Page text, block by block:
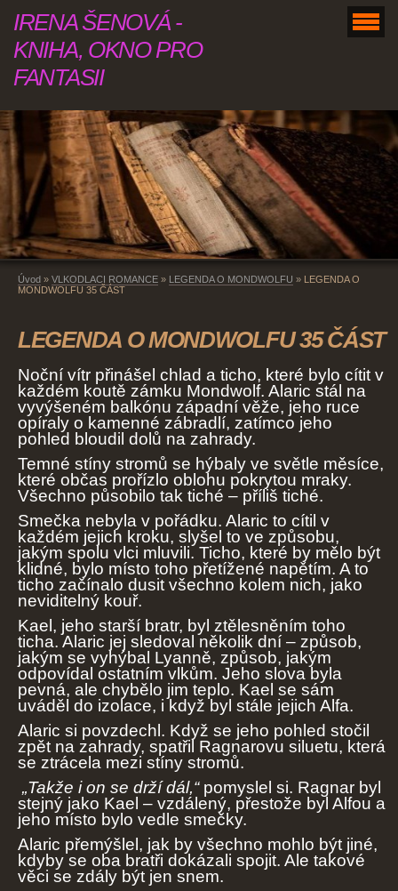
IRENA ŠENOVÁ -
KNIHA, OKNO PRO
FANTASII
Úvod » VLKODLACI ROMANCE » LEGENDA O MONDWOLFU »
LEGENDA O
MONDWOLFU 35 ČÁST
LEGENDA O MONDWOLFU 35 ČÁST
Noční vítr přinášel chlad a ticho, které bylo cítit v
každém koutě zámku Mondwolf. Alaric stál na
vyvýšeném balkónu západní věže, jeho ruce
opíraly o kamenné zábradlí, zatímco jeho
pohled bloudil dolů na zahrady.
Temné stíny stromů se hýbaly ve světle měsíce,
které občas prořízlo oblohu pokrytou mraky.
Všechno působilo tak tiché – příliš tiché.
Smečka nebyla v pořádku. Alaric to cítil v
každém jejich kroku, slyšel to ve způsobu,
jakým spolu vlci mluvili. Ticho, které by mělo být
klidné, bylo místo toho přetížené napětím. A to
ticho začínalo dusit všechno kolem nich, jako
neviditelný kouř.
Kael, jeho starší bratr, byl ztělesněním toho
ticha. Alaric jej sledoval několik dní – způsob,
jakým se vyhýbal Lyanně, způsob, jakým
odpovídal ostatním vlkům. Jeho slova byla
pevná, ale chybělo jim teplo. Kael se sám
uváděl do izolace, i když byl stále jejich Alfa.
Alaric si povzdechl. Když se jeho pohled stočil
zpět na zahrady, spatřil Ragnarovu siluetu, která
se ztrácela mezi stíny stromů.
„Takže i on se drží dál,“pomyslel si. Ragnar byl
stejný jako Kael – vzdálený, přestože byl Alfou a
jeho místo bylo vedle smečky.
Alaric přemýšlel, jak by všechno mohlo být jiné,
kdyby se oba bratři dokázali spojit. Ale takové
věci se zdály být jen snem.